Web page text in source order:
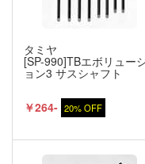
タミヤ
[SP-990]TBエボリュー
ョン3 サスシャフト
￥264- 20% OFF